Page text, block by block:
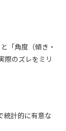
「角度（傾き・
際のズレをミリ
統計的に有意な